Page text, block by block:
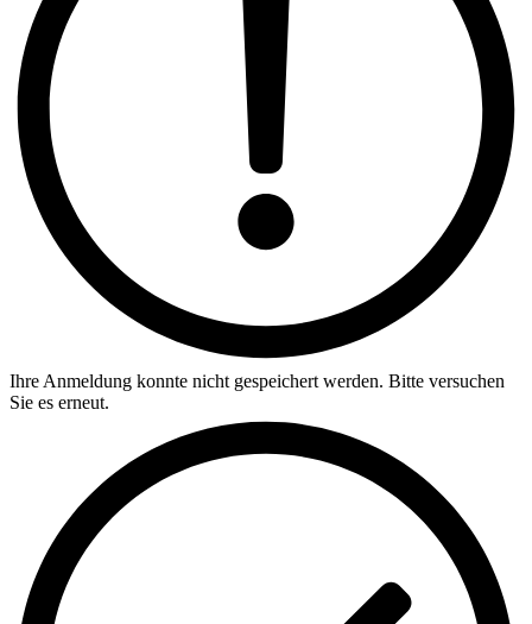
Ihre Anmeldung konnte nicht gespeichert werden. Bitte versuchen
Sie es erneut.